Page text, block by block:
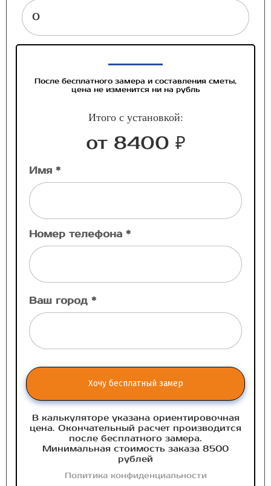
После бесплатного замера и составления сметы,
цена не изменится ни на рубль
Итого с установкой:
от 8400 ₽
Имя *
Номер телефона *
Ваш город *
Хочу бесплатный замер
В калькуляторе указана ориентировочная
цена. Окончательный расчет производится
после бесплатного замера.
Минимальная стоимость заказа 8500
рублей
Политика конфиденциальности